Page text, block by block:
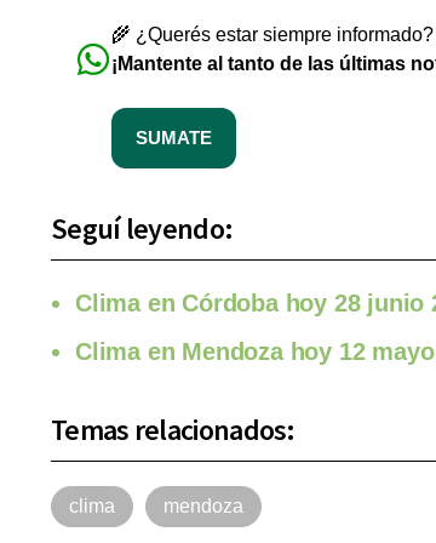
🌾 ¿Querés estar siempre
¡Mantente al tanto de las últimas
SUMATE
Seguí leyendo:
Clima en Córdoba hoy 28 junio
Clima en Mendoza hoy 12
Temas relacionados:
clima mendoza